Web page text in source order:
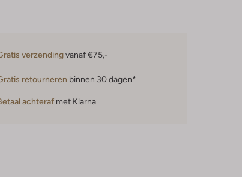
verzendingvanaf €75,-
retourneren binnen 30 dagen*
achteraf met Klarna